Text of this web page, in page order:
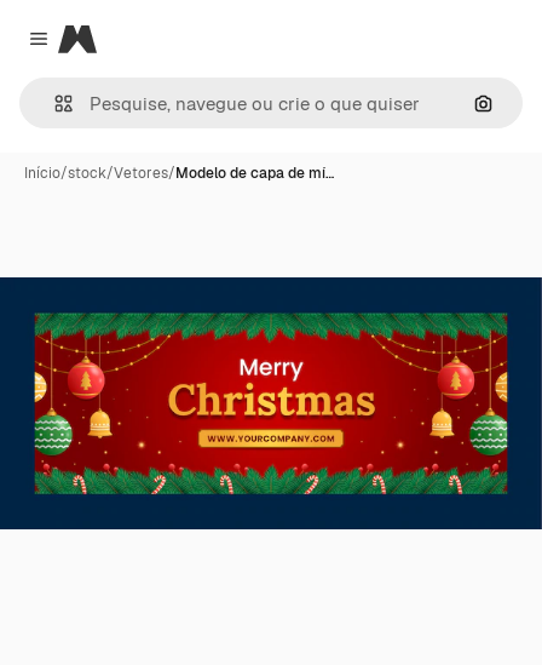
Close menu
Magnific
Início/stock/Vetores/Modelo de capa de mí…